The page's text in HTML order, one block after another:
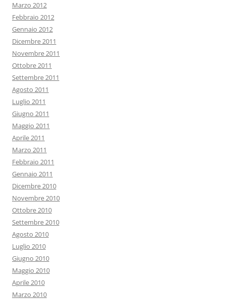
Marzo 2012
Febbraio 2012
Gennaio 2012
Dicembre 2011
Novembre 2011
Ottobre 2011
Settembre 2011
Agosto 2011
Luglio 2011
Giugno 2011
Maggio 2011
Aprile 2011
Marzo 2011
Febbraio 2011
Gennaio 2011
Dicembre 2010
Novembre 2010
Ottobre 2010
Settembre 2010
Agosto 2010
Luglio 2010
Giugno 2010
Maggio 2010
Aprile 2010
Marzo 2010